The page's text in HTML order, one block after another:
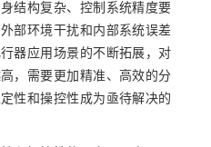
结构复杂、控制系统精度要
部环境干扰和内部系统误差
器应用场景的不断拓展，对
，需要更加精准、高效的分
性和操控性成为亟待解决的